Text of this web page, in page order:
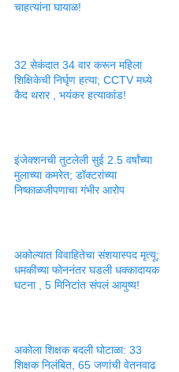
चाहत्यांना घायाळ!
32 सेकंदात 34 वार करून महिला
शिक्षिकेची निर्घृण हत्या; CCTV मध्ये
कैद थरार , भयंकर हत्याकांड!
इंजेक्शनची तुटलेली सुई 2.5 वर्षांच्या
मुलाच्या कमरेत; डॉक्टरांच्या
निष्काळजीपणाचा गंभीर आरोप
अकोल्यात विवाहितेचा संशयास्पद मृत्यू;
धमकीच्या फोननंतर घडली धक्कादायक
घटना , 5 मिनिटांत संपलं आयुष्य!
अकोला शिक्षक बदली घोटाळा: 33
शिक्षक निलंबित, 65 जणांची वेतनवाढ